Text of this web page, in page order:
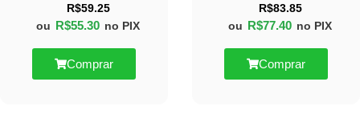
R$59.25
ou R$55.30 no PIX
Comprar
R$83.85
ou R$77.40 no PIX
Comprar